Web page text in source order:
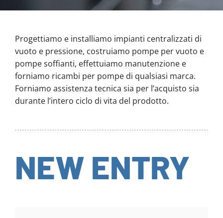
Progettiamo e installiamo impianti centralizzati di
vuoto e pressione, costruiamo pompe per vuoto e
pompe soffianti, effettuiamo manutenzione e
forniamo ricambi per pompe di qualsiasi marca.
Forniamo assistenza tecnica sia per l’acquisto sia
durante l’intero ciclo di vita del prodotto.
NEW ENTRY